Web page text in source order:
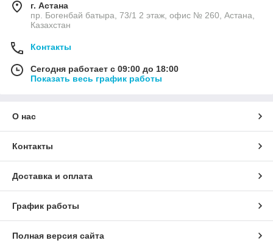
г. Астана
пр. Богенбай батыра, 73/1 2 этаж, офис № 260, Астана,
Казахстан
Контакты
Сегодня работает с 09:00 до 18:00
Показать весь график работы
О нас
Контакты
Доставка и оплата
График работы
Полная версия сайта